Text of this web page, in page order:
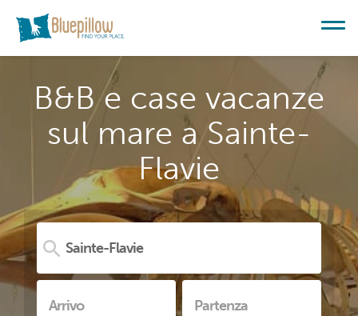
B&B e case vacanze
sul mare a Sainte-
Flavie